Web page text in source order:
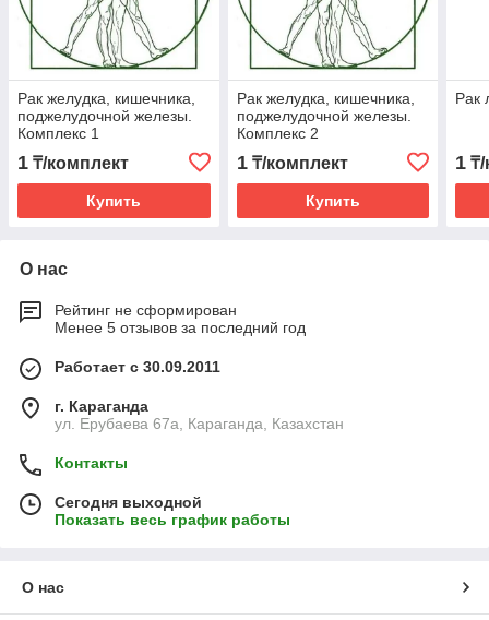
Рак желудка, кишечника,
поджелудочной железы.
Комплекс 1
1 ₸/комплект
Купить
Рак желудка, кишечника,
поджелудочной железы.
Комплекс 2
1₸/комплект
Купить
Рак
1 ₸/
О нас
Рейтинг не сформирован
Менее 5 отзывов за последний год
Работает с 30.09.2011
г. Караганда
ул. Ерубаева 67а, Караганда, Казахстан
Контакты
Сегодня выходной
Показать весь график работы
О нас